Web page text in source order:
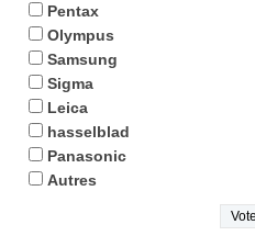
Pentax
Olympus
Samsung
Sigma
Leica
hasselblad
Panasonic
Autres